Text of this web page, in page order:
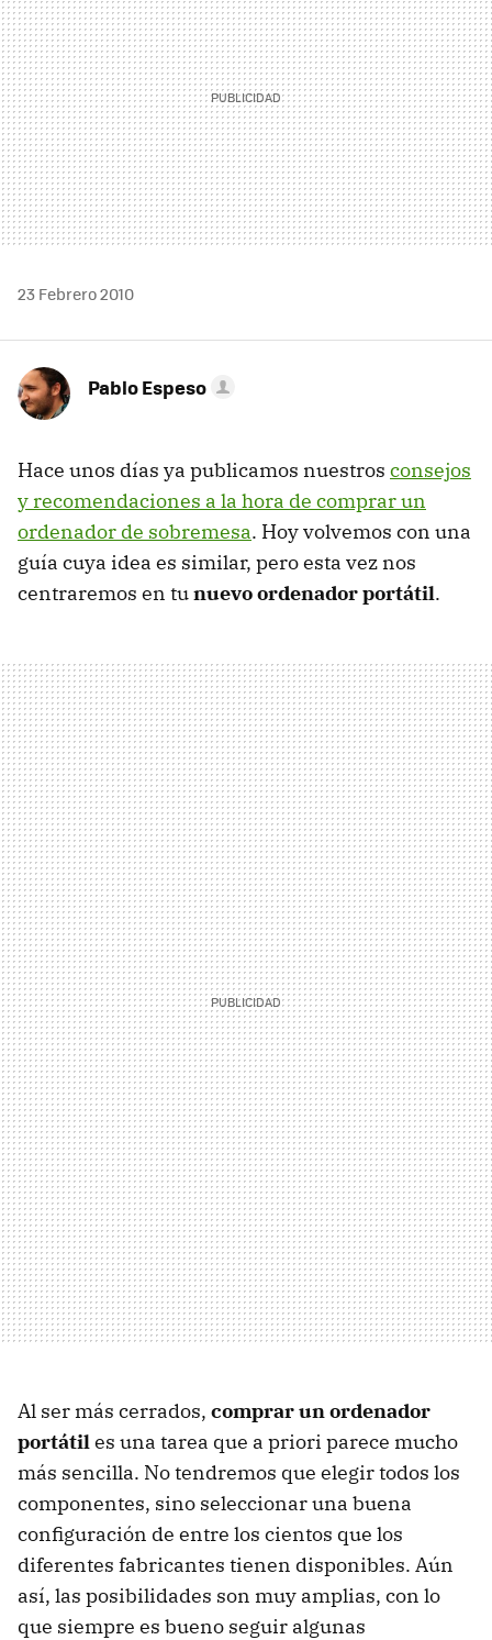
23 Febrero 2010
Pablo Espeso
Hace unos días ya publicamos nuestros consejos
y recomendaciones a la hora de comprar un
ordenador de sobremesa. Hoy volvemos con una
guía cuya idea es similar, pero esta vez nos
centraremos en tunuevo ordenador portátil.
Al ser más cerrados, comprar un ordenador
portátiles una tarea que a priori parece mucho
más sencilla. No tendremos que elegir todos los
componentes, sino seleccionar una buena
configuración de entre los cientos que los
diferentes fabricantes tienen disponibles. Aún
así, las posibilidades son muy amplias, con lo
que siempre es bueno seguir algunas